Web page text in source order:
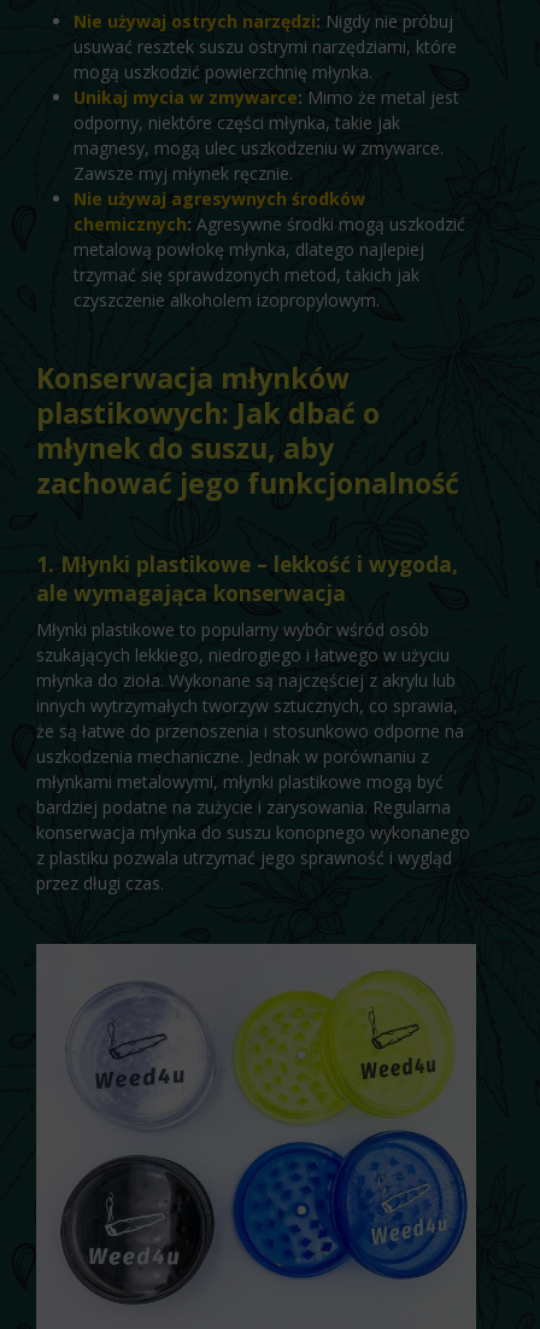
Nie używaj ostrych narzędzi: Nigdy nie próbuj
usuwać resztek suszu ostrymi narzędziami, które
mogą uszkodzić powierzchnię młynka.
Unikaj mycia w zmywarce: Mimo że metal jest
odporny, niektóre części młynka, takie jak
magnesy, mogą ulec uszkodzeniu w zmywarce.
Zawsze myj młynek ręcznie.
Nie używaj agresywnych środków
chemicznych: Agresywne środki mogą uszkodzić
metalową powłokę młynka, dlatego najlepiej
trzymać się sprawdzonych metod, takich jak
czyszczenie alkoholem izopropylowym.
Konserwacja młynków
plastikowych: Jak dbać o
młynek do suszu, aby
zachować jego funkcjonalność
1. Młynki plastikowe – lekkość i wygoda,
ale wymagająca konserwacja
Młynki plastikowe to popularny wybór wśród osób
szukających lekkiego, niedrogiego i łatwego w użyciu
młynka do zioła. Wykonane są najczęściej z akrylu lub
innych wytrzymałych tworzyw sztucznych, co sprawia,
że są łatwe do przenoszenia i stosunkowo odporne na
uszkodzenia mechaniczne. Jednak w porównaniu z
młynkami metalowymi, młynki plastikowe mogą być
bardziej podatne na zużycie i zarysowania. Regularna
konserwacja młynka do suszu konopnego wykonanego
z plastiku pozwala utrzymać jego sprawność i wygląd
przez długi czas.